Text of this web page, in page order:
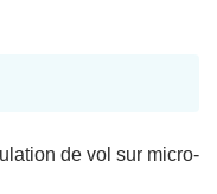
de vol sur micro-